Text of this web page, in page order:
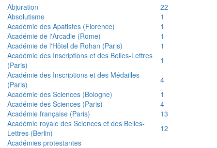
Abjuration
22
Absolutisme
1
Académie des Apatistes (Florence)
1
Académie de l'Arcadie (Rome)
1
Académie de l'Hôtel de Rohan (Paris)
1
Académie des Inscriptions et des Belles-Lettres
(Paris)
1
Académie des Inscriptions et des Médailles
(Paris)
4
Académie des Sciences (Bologne)
1
Académie des Sciences (Paris)
4
Académie française (Paris)
13
Académie royale des Sciences et des Belles-
Lettres (Berlin)
12
Académies protestantes